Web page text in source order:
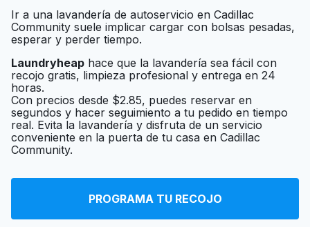
Ir a una lavandería de autoservicio en Cadillac
Community suele implicar cargar con bolsas pesadas,
esperar y perder tiempo.
Laundryheap hace que la lavandería sea fácil con
recojo gratis, limpieza profesional y entrega en 24
horas.
Con precios desde $2.85, puedes reservar en
segundos y hacer seguimiento a tu pedido en tiempo
real. Evita la lavandería y disfruta de un servicio
conveniente en la puerta de tu casa en Cadillac
Community.
PROGRAMA TU RECOJO